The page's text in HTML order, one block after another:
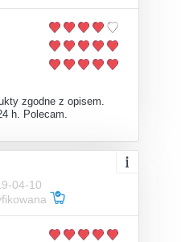
zgodne z opisem.
h. Polecam.
04-10